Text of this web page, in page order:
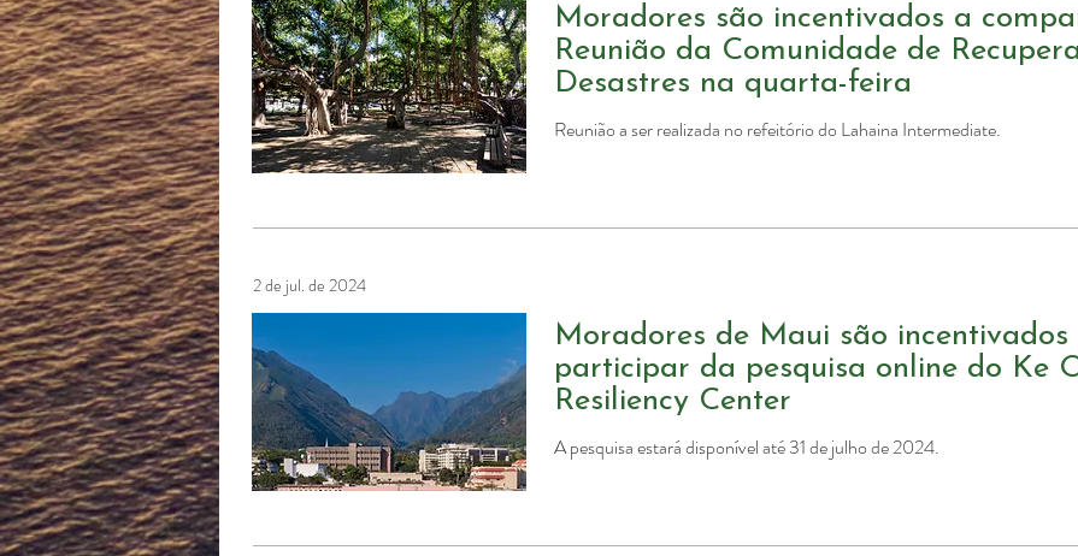
Moradores são incentivados a
Reunião da Comunidade de
Desastres na quarta-feira
Reunião a ser realizada no refeitório do Lahaina Intermediate.
2 de jul. de 2024
Moradores de Maui são incentivados
participar da pesquisa online do Ke
Resiliency Center
A pesquisa estará disponível até 31 de julho de 2024.